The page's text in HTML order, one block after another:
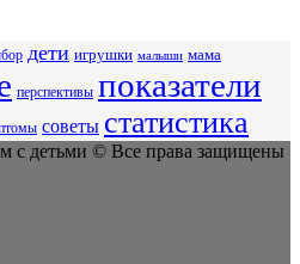
дети игрушки малыши мама
перспективы показатели
советы статистика
с детьми © Все права защищены